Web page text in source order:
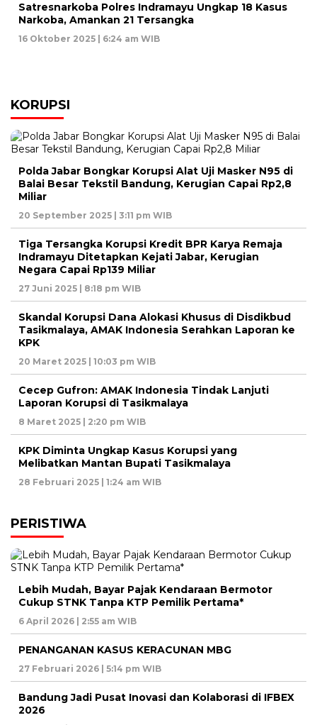
Satresnarkoba Polres Indramayu Ungkap 18 Kasus
Narkoba, Amankan 21 Tersangka
16 Oktober 2025 | 6:24 am WIB
KORUPSI
Polda Jabar Bongkar Korupsi Alat Uji Masker N95 di
Balai Besar Tekstil Bandung, Kerugian Capai Rp2,8
Miliar
20 September 2025 | 3:11 pm WIB
Tiga Tersangka Korupsi Kredit BPR Karya Remaja
Indramayu Ditetapkan Kejati Jabar, Kerugian
Negara Capai Rp139 Miliar
27 Juni 2025 | 8:18 pm WIB
Skandal Korupsi Dana Alokasi Khusus di Disdikbud
Tasikmalaya, AMAK Indonesia Serahkan Laporan ke
KPK
20 Maret 2025 | 10:03 pm WIB
Cecep Gufron: AMAK Indonesia Tindak Lanjuti
Laporan Korupsi di Tasikmalaya
8 Maret 2025 | 2:20 pm WIB
KPK Diminta Ungkap Kasus Korupsi yang
Melibatkan Mantan Bupati Tasikmalaya
28 Februari 2025 | 1:24 am WIB
PERISTIWA
Lebih Mudah, Bayar Pajak Kendaraan Bermotor
Cukup STNK Tanpa KTP Pemilik Pertama*
6 April 2026 | 2:55 am WIB
PENANGANAN KASUS KERACUNAN MBG
27 Februari 2026 | 5:14 pm WIB
Bandung Jadi Pusat Inovasi dan Kolaborasi di IFBEX
2026